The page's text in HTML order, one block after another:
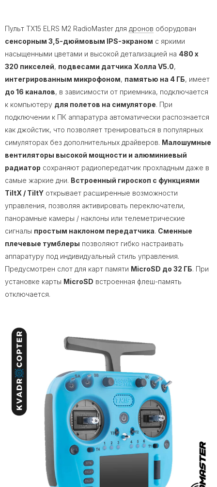
Пульт TX15 ELRS M2 RadioMaster для дронов оборудован
сенсорным 3,5-дюймовым IPS-экраном с яркими
насыщенными цветами и высокой детализацией на 480 x
320 пикселей, подвесами датчика Холла V5.0,
интегрированным микрофоном, памятью на 4 ГБ, имеет
до 16 каналов, в зависимости от приемника, подключается
к компьютеру для полетов на симуляторе. При
подключении к ПК аппаратура автоматически распознается
как джойстик, что позволяет тренироваться в популярных
симуляторах без дополнительных драйверов. Малошумные
вентиляторы высокой мощности и алюминиевый
радиатор сохраняют радиопередатчик ​​прохладным даже в
самые жаркие дни. Встроенный гироскоп с функциями
TiltX / TiltY открывает расширенные возможности
управления, позволяя активировать переключатели,
панорамные камеры / наклоны или телеметрические
сигналы простым наклоном передатчика. Сменные
плечевые тумблеры позволяют гибко настраивать
аппаратуру под индивидуальный стиль управления.
Предусмотрен слот для карт памяти MicroSD до 32 ГБ. При
установке карты MicroSD встроенная флеш-память
отключается.